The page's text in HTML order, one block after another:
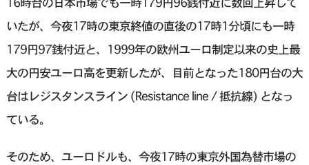
いたが、今夜17時の東京終値の直後の17時1分頃にも一時
179円97銭付近と、1999年の欧州ユーロ制定以来の史上最
大の円安ユーロ高を更新したが、目前となった180円台の大
台はレジスタンスライン (Resistance line / 抵抗線) となっ
ている。
そのため、ユーロドルも、今夜17時の東京外国為替市場の